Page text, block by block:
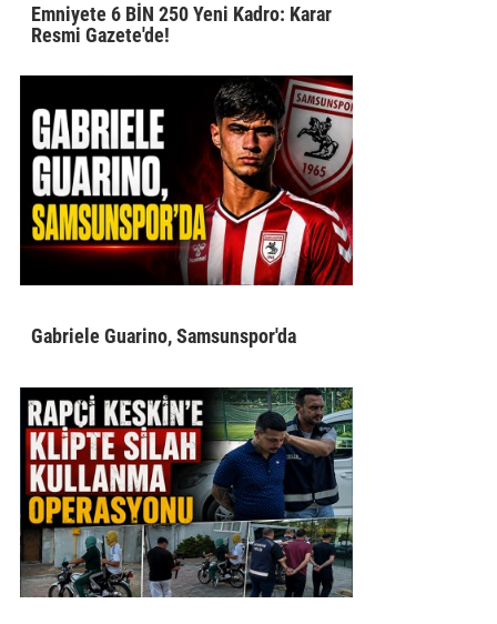
Emniyete 6 BİN 250 Yeni Kadro: Karar
Resmi Gazete'de!
Gabriele Guarino, Samsunspor'da